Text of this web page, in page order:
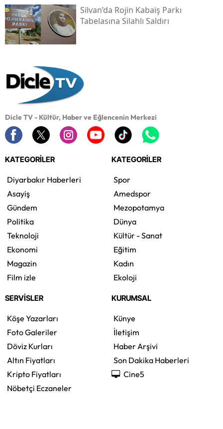
Maraş’ın Elbistan ilçesinden siyasi baskılar
nedeniyle 1990'lı yıllarda Avrupa’ya göç eden
Ülüş ailesi, 1999 yılında PKK'ye katılan ve 31 Mart
Ülüş’ün cenazesini alabilmek için yıllarca hukuki
ve idari girişimlerde bulundu ancak sonuç
alamadı.
Ailenin 20 yıllık arayışını sonuca ulaştıran gelişme
ise video içerik uygulaması TikTok’ta paylaşılan
abla Sultan Yakışan'ın kiracısının sosyal medyada
gördüğü kırık mezar taşı görseli aileye umut oldu.
O tarihte hastanede KOAH ve kalp tedavisi gören
anne Fatime Ülüş, fotoğrafı gördükten sonra
çocuklarına son dileğinin oğlunun mezarını
görmek olduğunu söyleyerek Cûdî’ye gitmek
istediğini belirtti.